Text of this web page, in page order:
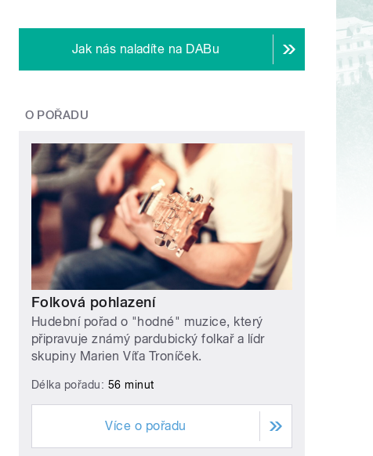
Jak nás naladíte na DABu
O POŘADU
Folková pohlazení
Hudební pořad o "hodné" muzice, který
připravuje známý pardubický folkař a lídr
skupiny Marien Víťa Troníček.
Délka pořadu: 56 minut
Více o pořadu